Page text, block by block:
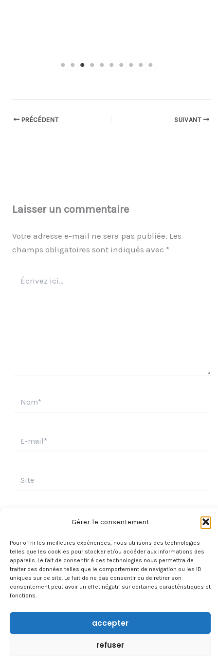
Gérer le consentement
Pour offrir les meilleures expériences, nous utilisons des technologies
telles que les cookies pour stocker et/ou accéder aux informations des
appareils. Le fait de consentir à ces technologies nous permettra de
traiter des données telles que le comportement de navigation ou les ID
uniques sur ce site. Le fait de ne pas consentir ou de retirer son
consentement peut avoir un effet négatif sur certaines caractéristiques et
fonctions.
accepter
refuser
PRÉCÉDENT SUIVANT
Laisser un commentaire
Votre adresse e-mail ne sera pas publiée. Les
champs obligatoires sont indiqués avec *
ici…
mail*
CONTACT
TRAVAILLER AVEC NOUS